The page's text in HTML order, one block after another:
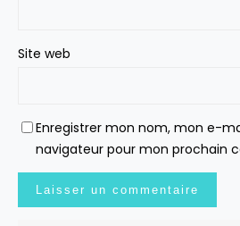
Site web
Enregistrer mon nom, mon e-
navigateur pour mon prochain